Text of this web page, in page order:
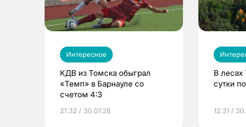
Интересное
КДВ из Томска обыграл
«Темп» в Барнауле со
счетом 4:3
21:32 / 30.07.26
В лесах
сутки
12:31 /